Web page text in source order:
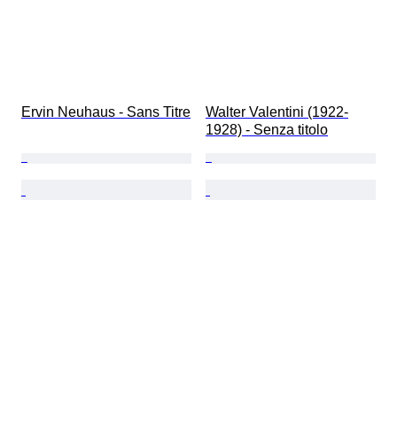
Ervin Neuhaus - Sans Titre
Walter Valentini (1922-
1928) - Senza titolo